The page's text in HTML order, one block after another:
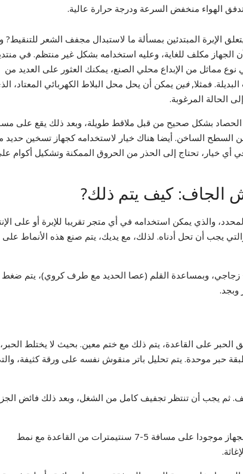
الهواء منخفض السرعة ودرجة حرارة عالية.
الإبرة المبتدئين بمسألة ما لاستبدال مجفف الشعر للتنقيط?
الجهاز مكلف للغاية، وعليه استخدامه بشكل غير منتظم. في
مماثل من الإبداع محلي الصنع، يمكنك العثور على العديد من
فمثلا,فين يمكن أن يحل محل البلاط الكهربائي المعتاد،
الحالة المرغوبة.
الحصاد بشكل صحيح من قبل ملاقط طويلة، وبعد ذلك يقع على
السطح الساخن. أيضا هناك خيار لاستخدامه كجهاز تسخين حديد
أي خيار، تحتاج إلى الحذر من الحروق الممكنة وتشكيل أكوام
الجاف: كيف يتم ذلك?
والذي يمكن استخدامه في أي متجر تقريبا للإبرة أو على
يجب أن تحل أدناه. لذلك، مع يديك، يتم صنع هذه الأنماط على
وبمساعدة القلم (عصا الحديد مع طرف كروي)، يتم ضغط
وبجد.
الحبر على القاعدة، يتم ذلك مع ختم معين. بحيث لا يختلط الحبر،
حبر موحدة. يتم تحليل باتر منقوش نفسه على ورقة كثيفة،
ثم يجب أن تنتظر تجفيف كامل من الشغل، وبعد ذلك فائض
. يجب أن يكون الجهاز موجودا على مسافة 5-7 سنتيمترات من القاعدة مع نمط